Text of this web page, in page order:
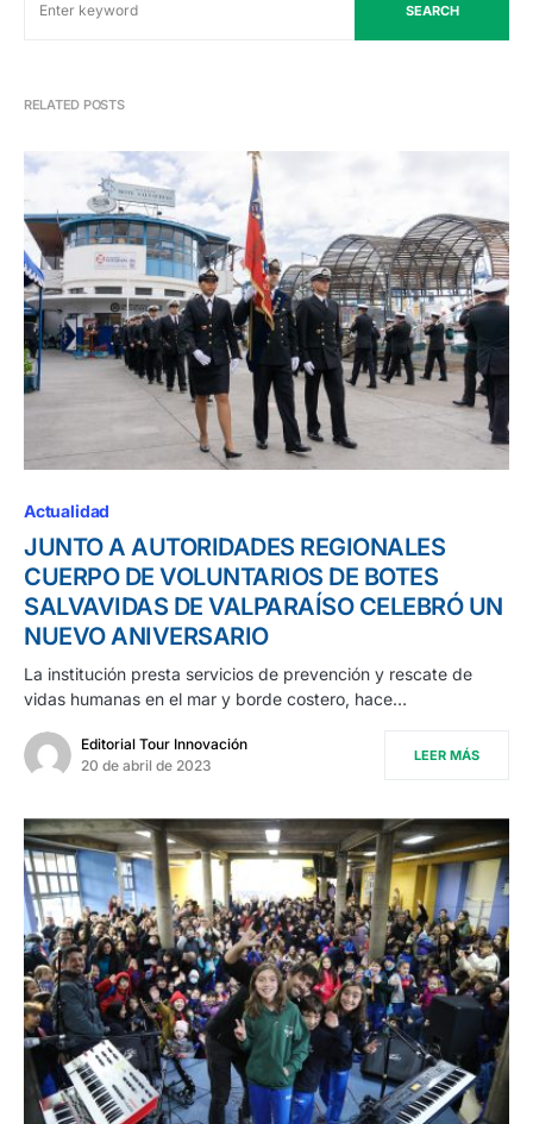
SEARCH
RELATED POSTS
Actualidad
JUNTO A AUTORIDADES REGIONALES
CUERPO DE VOLUNTARIOS DE BOTES
SALVAVIDAS DE VALPARAÍSO CELEBRÓ UN
NUEVO ANIVERSARIO
La institución presta servicios de prevención y rescate de
vidas humanas en el mar y borde costero, hace…
Editorial Tour Innovación
20 de abril de 2023
LEER MÁS